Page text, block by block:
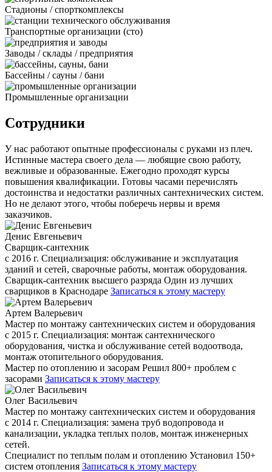
Стадионы / спорткомплексы
Транспортные организации (сто)
Заводы / склады / предприятия
Бассейны / сауны / бани
Промышленные организации
Сотрудники
У нас работают опытные профессионалы с руками из плеч.
Истинные мастера своего дела — любящие свою работу,
вежливые и образованные. Ежегодно проходят курсы
повышения квалификации. Готовы часами перечислять
достоинства и недостатки различных сантехнических систем.
Но не делают этого, чтобы поберечь нервы и время
заказчиков.
Денис Евгеньевич
Сварщик-сантехник
с 2016 г. Специализация: обслуживание и эксплуатация
зданий и сетей, сварочные работы, монтаж оборудования.
Сварщик-сантехник высшего разряда Один из лучших
сварщиков в Краснодаре Записаться к этому мастеру
Артем Валерьевич
Мастер по монтажу сантехнических систем и оборудования
с 2015 г. Специализация: монтаж сантехнического
оборудования, чистка и обслуживание сетей водоотвода,
монтаж отопительного оборудования.
Мастер по отоплению и засорам Решил 800+ проблем с
засорами Записаться к этому мастеру
Олег Васильевич
Мастер по монтажу сантехнических систем и оборудования
с 2014 г. Специализация: замена труб водопровода и
канализации, укладка теплых полов, монтаж инженерных
сетей.
Специалист по теплым полам и отоплению Установил 150+
систем отопления Записаться к этому мастеру